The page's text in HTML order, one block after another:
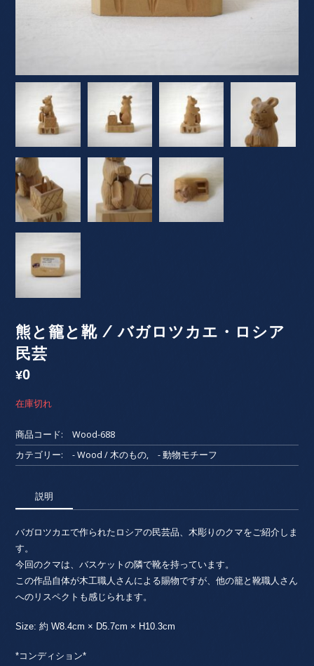
熊と籠と靴 / バガロツカエ・ロシア
民芸
¥0
在庫切れ
商品コード:
Wood-688
カテゴリー:
- Wood / 木のもの, - 動物モチーフ
説明
バガロツカエで作られたロシアの民芸品、木彫りのクマをご紹介しま
す。
今回のクマは、バスケットの隣で靴を持っています。
この作品自体が木工職人さんによる賜物ですが、他の籠と靴職人さん
へのリスペクトも感じられます。
Size: 約 W8.4cm × D5.7cm × H10.3cm
*コンディション*